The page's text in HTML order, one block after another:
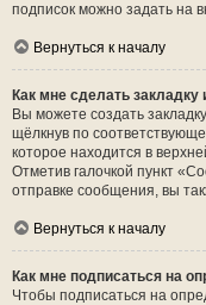
подписок можно задать на
Вернуться к началу
Как мне сделать
Вы можете создать
щёлкнув по
которое находится в
Отметив галочкой пункт
отправке сообщения, вы
Вернуться к началу
Как мне подписаться на
Чтобы подписаться на